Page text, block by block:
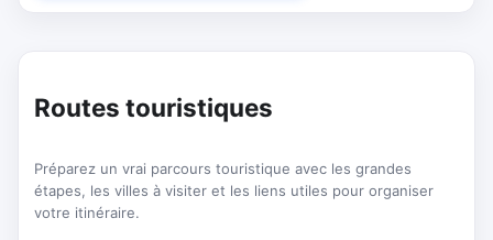
Routes touristiques
Préparez un vrai parcours touristique avec les grandes
étapes, les villes à visiter et les liens utiles pour organiser
votre itinéraire.